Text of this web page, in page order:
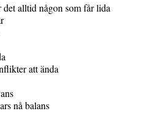
det alltid någon som får lida
att ända
nå balans